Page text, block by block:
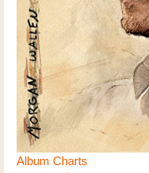
Album Charts